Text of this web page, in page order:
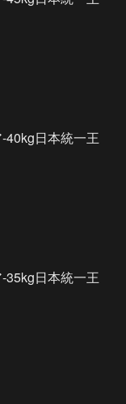
日本統一王
日本統一王